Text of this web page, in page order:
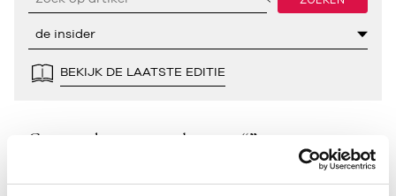
BEKIJK DE LAATSTE EDITIE
Geen resultaten gevonden voor “”.